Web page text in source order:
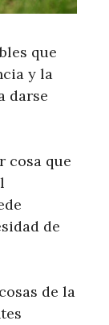
que
y la
darse
cosa que
de
de la